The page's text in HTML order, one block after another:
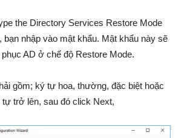
the Directory Services Restore Mode
bạn nhập vào mật khẩu. Mật khẩu này sẽ
AD ở chế độ Restore Mode.
gồm; ký tự hoa, thường, đặc biệt hoặc
trở lên, sau đó click Next,